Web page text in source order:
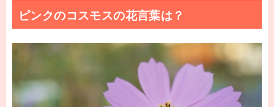
ピンクのコスモスの花言葉は？